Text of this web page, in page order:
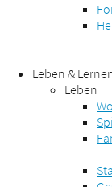
Leben &
Leben